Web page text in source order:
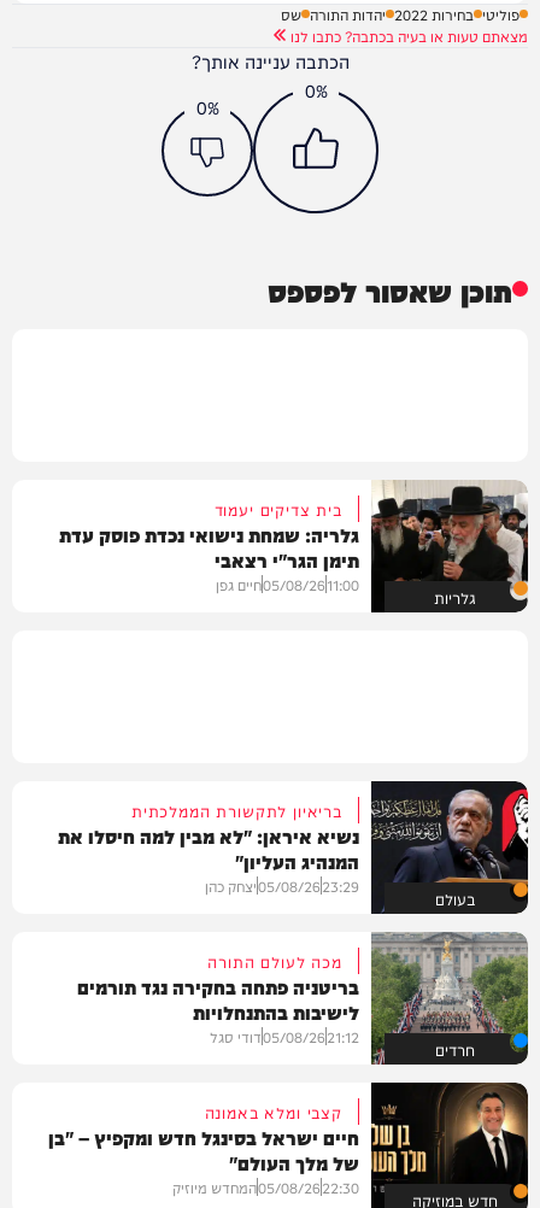
פוליטי בחירות 2022 יהדות התורה שס
מצאתם טעות או בעיה בכתבה? כתבו לנו
הכתבה עניינה אותך?
0%
0%
תוכן שאסור לפספס
גלריות
בית צדיקים יעמוד
גלריה: שמחת נישואי נכדת פוסק עדת
תימן הגר"י רצאבי
11:00
05/08/26חיים גפן
בעולם
בריאיון לתקשורת הממלכתית
נשיא איראן: "לא מבין למה חיסלו את
המנהיג העליון"
23:29
05/08/26יצחק כהן
חרדים
מכה לעולם התורה
בריטניה פתחה בחקירה נגד תורמים
לישיבות בהתנחלויות
21:12
05/08/26דודי סגל
חדש במוזיקה
קצבי ומלא באמונה
חיים ישראל בסינגל חדש ומקפיץ – "בן
של מלך העולם"
22:30
05/08/26המחדש מיוזיק